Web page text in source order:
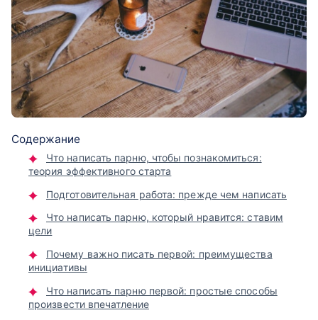
Содержание
Что написать парню, чтобы познакомиться:
теория эффективного старта
Подготовительная работа: прежде чем написать
Что написать парню, который нравится: ставим
цели
Почему важно писать первой: преимущества
инициативы
Что написать парню первой: простые способы
произвести впечатление